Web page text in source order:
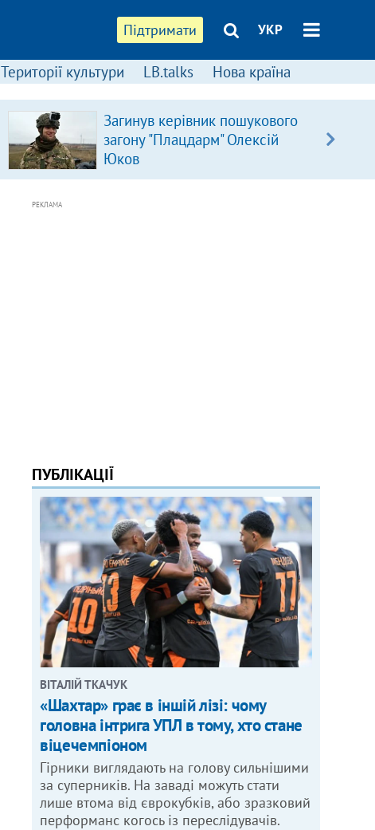
Підтримати УКР
Території культури LB.talks Нова країна
Загинув керівник пошукового
загону "Плацдарм" Олексій
Юков
РЕКЛАМА
ПУБЛІКАЦІЇ
ВІТАЛІЙ ТКАЧУК
«Шахтар» грає в іншій лізі: чому
головна інтрига УПЛ в тому, хто стане
віцечемпіоном
Гірники виглядають на голову сильнішими
за суперників. На заваді можуть стати
лише втома від єврокубків, або зразковий
перформанс когось із переслідувачів.